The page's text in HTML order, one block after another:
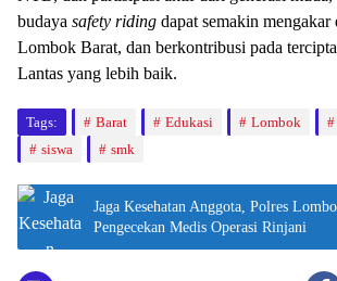
budaya safety riding dapat semakin mengakar
Lombok Barat, dan berkontribusi pada
Lantas yang lebih baik.
Tags: Barat Edukasi Lombok
siswa
smk
Jaga Kesehatan Anggota, Polres
Pengecekan Medis Operasi Rinjani